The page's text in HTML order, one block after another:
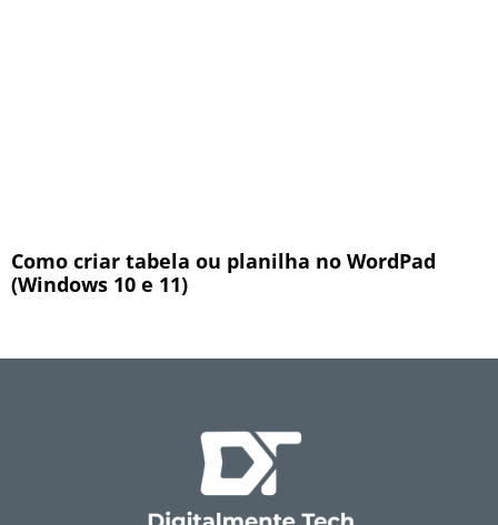
Como criar tabela ou planilha no WordPad
(Windows 10 e 11)